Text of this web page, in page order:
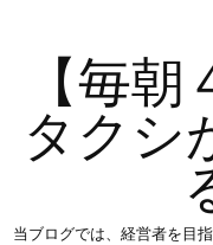
【毎
タクシ
当ブログでは、経営者を目